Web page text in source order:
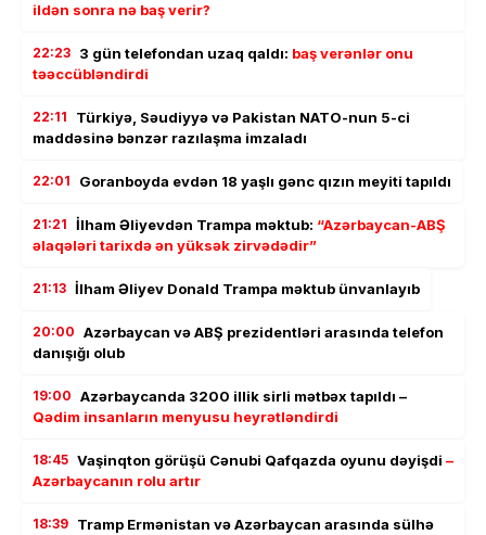
ildən sonra nə baş verir?
22:23 3 gün telefondan uzaq qaldı: baş verənlər onu
təəccübləndirdi
22:11
Türkiyə, Səudiyyə və Pakistan NATO-nun 5-ci
maddəsinə bənzər razılaşma imzaladı
22:01 Goranboyda evdən 18 yaşlı gənc qızın meyiti tapıldı
21:21 İlham Əliyevdən Trampa məktub: “Azərbaycan-ABŞ
əlaqələri tarixdə ən yüksək zirvədədir”
21:13 İlham Əliyev Donald Trampa məktub ünvanlayıb
20:00 Azərbaycan və ABŞ prezidentləri arasında telefon
danışığı olub
19:00 Azərbaycanda 3200 illik sirli mətbəx tapıldı –
Qədim insanların menyusu heyrətləndirdi
18:45 Vaşinqton görüşü Cənubi Qafqazda oyunu dəyişdi –
Azərbaycanın rolu artır
18:39 Tramp Ermənistan və Azərbaycan arasında sülhə